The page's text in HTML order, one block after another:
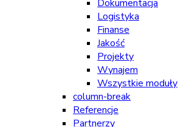
Dokumentacja
Logistyka
Finanse
Jakość
Projekty
Wynajem
Wszystkie moduły
column-break
Referencje
Partnerzy